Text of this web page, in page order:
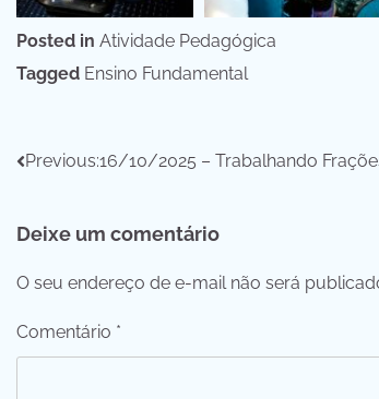
Posted in Atividade Pedagógica
Tagged Ensino Fundamental
Navegação
Post
Previous:16/10/2025 – Trabalhando
Deixe um comentário
O seu endereço de e-mail não será
Comentário *